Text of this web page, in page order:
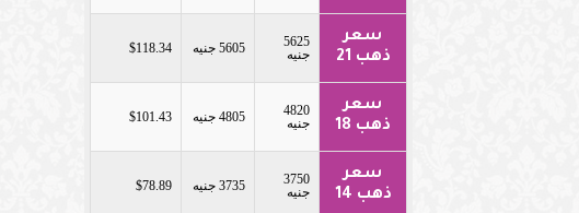
سعر
ذهب 21
5625
جنيه
5605 جنيه $118.34
سعر
ذهب 18
4820
جنيه
4805 جنيه $101.43
سعر
ذهب 14
3750
جنيه
3735 جنيه $78.89